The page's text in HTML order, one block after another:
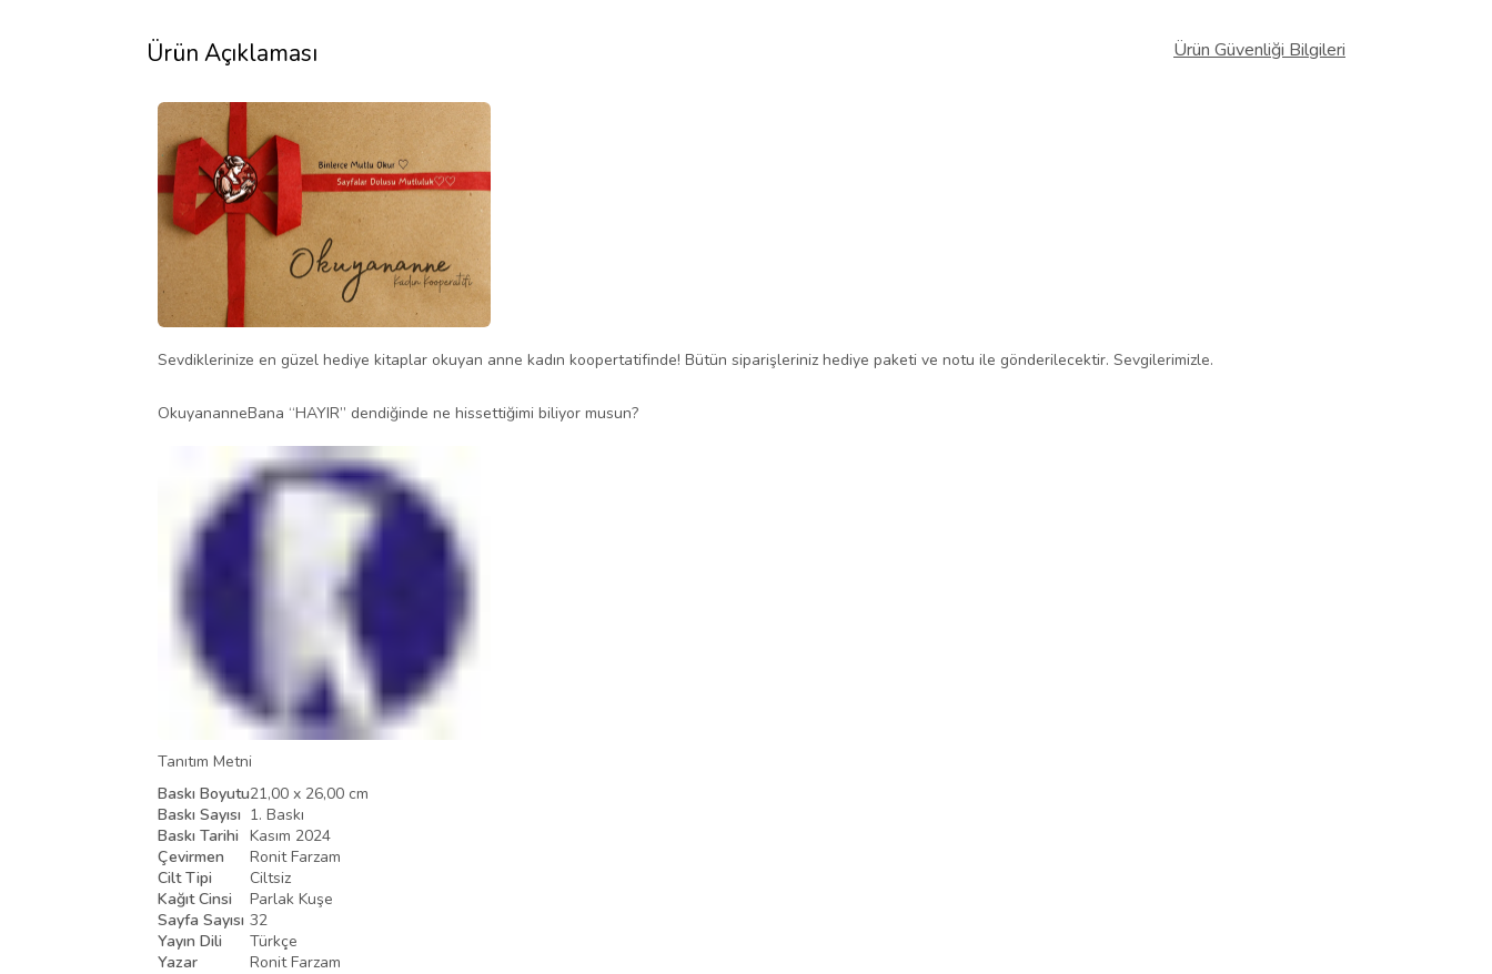
Ürün Açıklaması Ürün Güvenliği Bilgileri
Sevdiklerinize en güzel hediye kitaplar okuyan anne kadın koopertatifinde! Bütün siparişleriniz hediye paketi ve notu ile gönderilecektir. Sevgilerimizle.
OkuyananneBana “HAYIR” dendiğinde ne hissettiğimi biliyor musun?
Tanıtım Metni
Baskı Boyutu21,00 x 26,00 cm
Baskı Sayısı 1. Baskı
Baskı Tarihi Kasım 2024
Çevirmen
Ronit Farzam
Cilt Tipi
Ciltsiz
Kağıt Cinsi
Parlak Kuşe
Sayfa Sayısı 32
Yayın Dili
Türkçe
Yazar
Ronit Farzam